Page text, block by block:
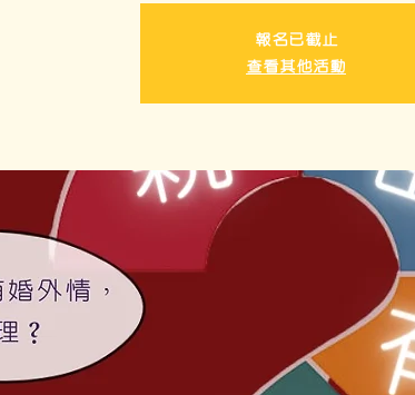
報名已截止
查看其他活動